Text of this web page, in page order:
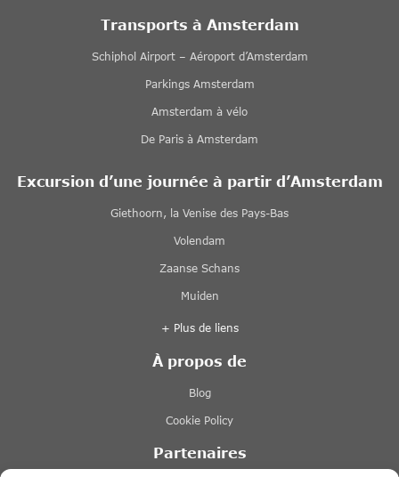
Transports à Amsterdam
Schiphol Airport – Aéroport d’Amsterdam
Parkings Amsterdam
Amsterdam à vélo
De Paris à Amsterdam
Excursion d’une journée à partir d’Amsterdam
Giethoorn, la Venise des Pays-Bas
Volendam
Zaanse Schans
Muiden
+ Plus de liens
À propos de
Blog
Cookie Policy
Partenaires